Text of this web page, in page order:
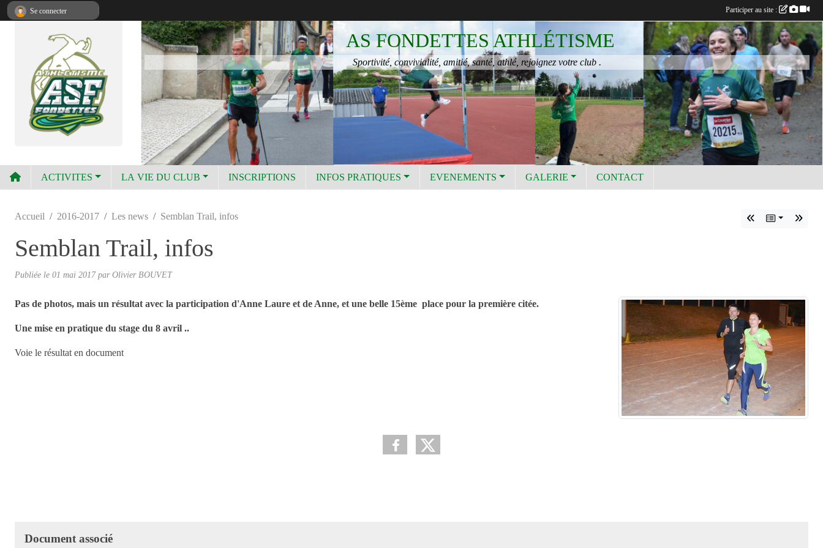
AS FONDETTES ATHLÉTISME
Sportivité, convivialité, amitié, santé, athlé, rejoignez votre club .
ACTIVITES LA VIE DU CLUB INSCRIPTIONS INFOS PRATIQUES EVENEMENTS GALERIE CONTACT
Accueil 2016-2017 Les news Semblan Trail, infos
Semblan Trail, infos
Publiée le 01 mai 2017par Olivier BOUVET
Pas de photos, mais un résultat avec la participation d'Anne Laure et de Anne, et une belle 15ème place pour la première citée.
Une mise en pratique du stage du 8 avril ..
Voie le résultat en document
Document associé
Se connecter Participer au site :
Panneau de gestion des cookies